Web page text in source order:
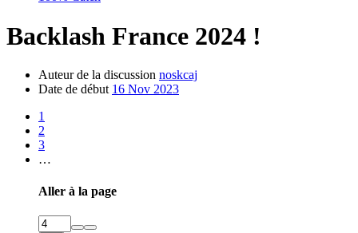
Backlash France 2024 !
Auteur de la discussion noskcaj
Date de début 16 Nov 2023
1
2
3
…
Aller à la page